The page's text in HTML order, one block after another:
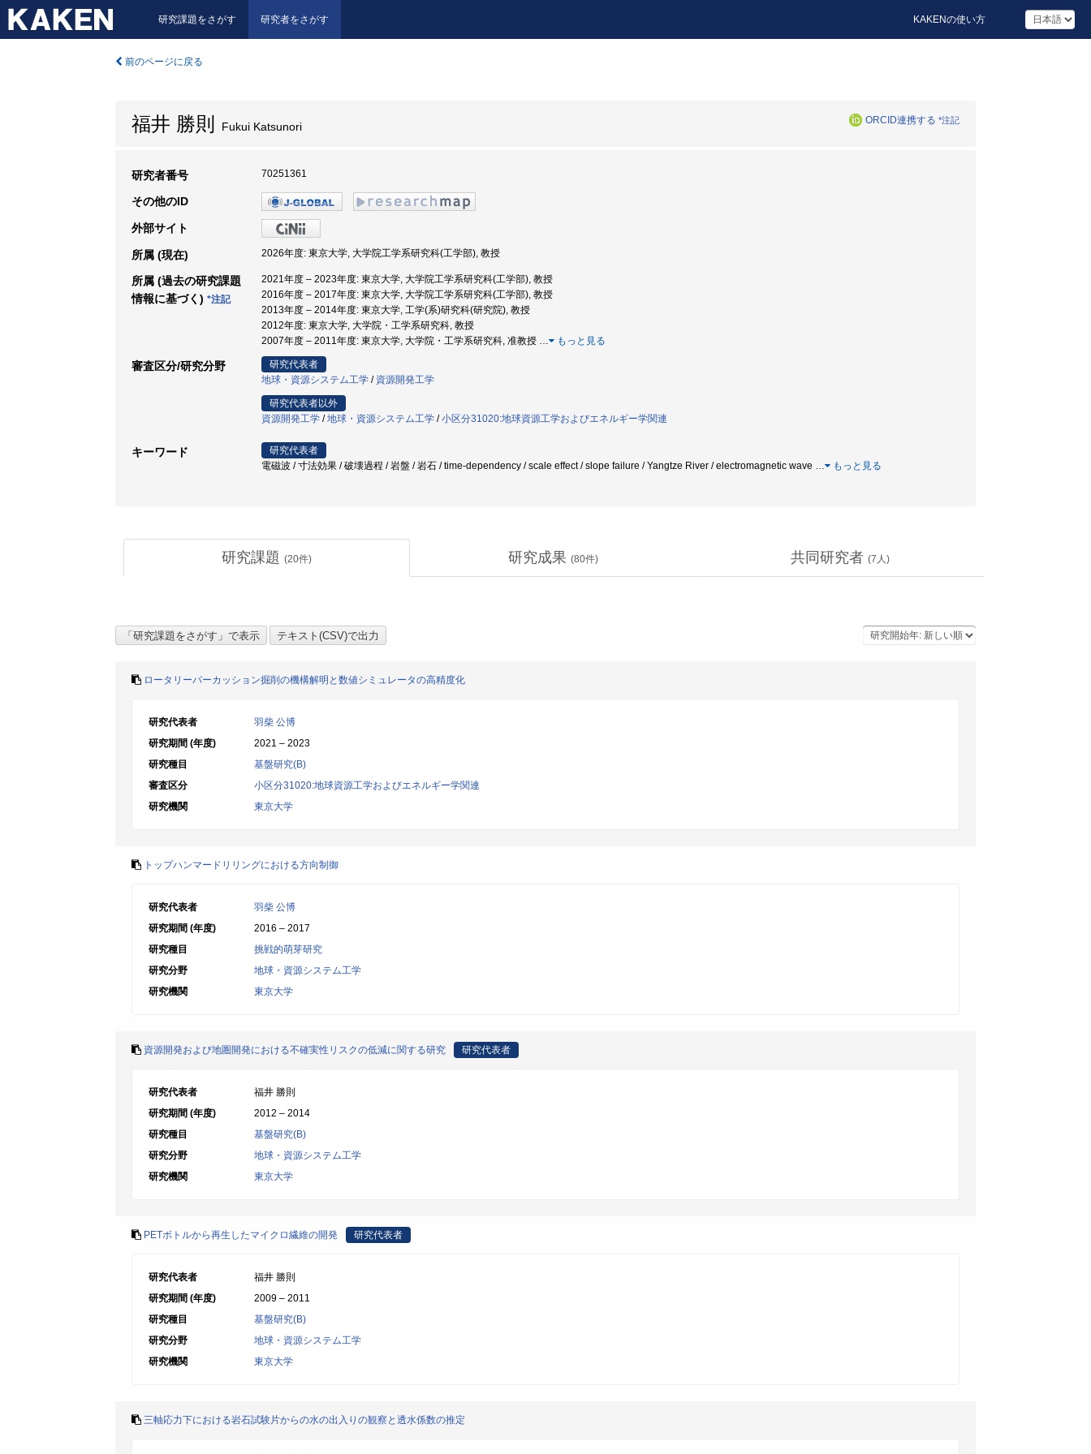
研究課題をさがす 研究者をさがす KAKENの使い方
前のページに戻る
福井 勝則 Fukui Katsunori ORCID連携する *注記
研究者番号 70251361
その他のID
外部サイト
所属 (現在) 2026年度: 東京大学, 大学院工学系研究科(工学部), 教授
所属 (過去の研究課題
情報に基づく) *注記
2021年度 – 2023年度: 東京大学, 大学院工学系研究科(工学部), 教授
2016年度 – 2017年度: 東京大学, 大学院工学系研究科(工学部), 教授
2013年度 – 2014年度: 東京大学, 工学(系)研究科(研究院), 教授
2012年度: 東京大学, 大学院・工学系研究科, 教授
2007年度 – 2011年度: 東京大学, 大学院・工学系研究科, 准教授 … もっと見る
審査区分/研究分野
研究代表者
地球・資源システム工学 / 資源開発工学
研究代表者以外
資源開発工学 /地球・資源システム工学 /小区分31020:地球資源工学およびエネルギー学関連
キーワード
研究代表者
電磁波 / 寸法効果 / 破壊過程 / 岩盤 / 岩石 / time-dependency / scale effect / slope failure / Yangtze River / electromagnetic wave … もっと見る
研究課題 (20件) 研究成果 (80件) 共同研究者 (7 人)
ロータリーパーカッション掘削の機構解明と数値シミュレータの高精度化
研究代表者
羽柴 公博
研究期間 (年度)
2021 – 2023
研究種目
基盤研究(B)
審査区分
小区分31020:地球資源工学およびエネルギー学関連
研究機関
東京大学
トップハンマードリリングにおける方向制御
研究代表者
羽柴 公博
研究期間 (年度)
2016 – 2017
研究種目
挑戦的萌芽研究
研究分野
地球・資源システム工学
研究機関
東京大学
資源開発および地圏開発における不確実性リスクの低減に関する研究 研究代表者
研究代表者
福井 勝則
研究期間 (年度)
2012 – 2014
研究種目
基盤研究(B)
研究分野
地球・資源システム工学
研究機関
東京大学
PETボトルから再生したマイクロ繊維の開発 研究代表者
研究代表者
福井 勝則
研究期間 (年度)
2009 – 2011
研究種目
基盤研究(B)
研究分野
地球・資源システム工学
研究機関
東京大学
三軸応力下における岩石試験片からの水の出入りの観察と透水係数の推定